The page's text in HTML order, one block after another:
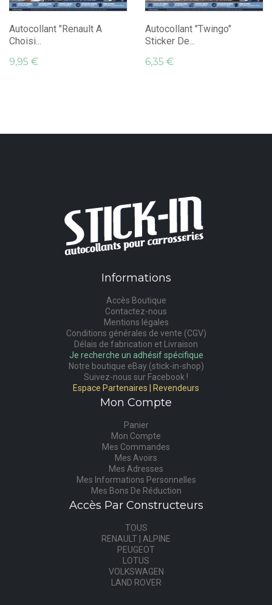
Autocollant "Renault A
Choisi...
9,95 €
Autocollant "Twingo"
Sticker De...
6,35 €
Informations
Accès Boutique
Contactez-nous
Mentions légales
Conditions générales de vente (CGV)
Délais de fabrication et Livraison
Je recherche un adhésif spécifique
Notre boutique eBay (stick-in-shop)
Suivez-nous sur Facebook !
Espace Partenaires | Revendeurs
Mon Compte
Panier
Mon Compte
Mes Commandes
Mes Avoirs
Mes Adresses
Mes Informations Personnelles
Mes Bons De Réduction
Accès Par Constructeurs
TOUS
RENAULT | ALPINE
PEUGEOT
LOTUS
VOLKSWAGEN
LAND ROVER